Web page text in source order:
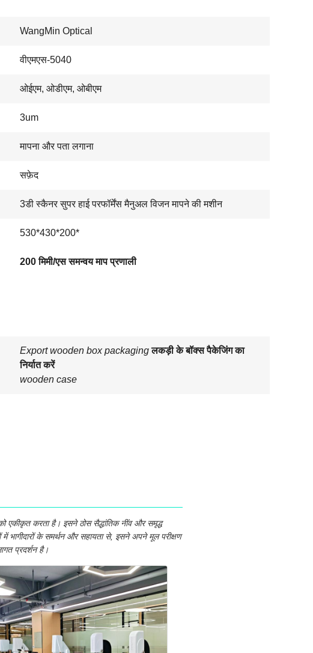
WangMin Optical
वीएमएस-5040
ओईएम, ओडीएम, ओबीएम
3um
मापना और पता लगाना
सफ़ेद
3डी स्कैनर सुपर हाई परफॉर्मेंस मैनुअल विजन मापने की मशीन
530*430*200*
200 मिमी/एस समन्वय माप प्रणाली
Export wooden box packaging लकड़ी के बॉक्स पैकेजिंग का
निर्यात करें
wooden case
एकीकृत करता है। इसने ठोस सैद्धांतिक नींव और समृद्ध
भागीदारों के समर्थन और सहायता से, इसने अपने मूल परीक्षण
प्रदर्शन है।